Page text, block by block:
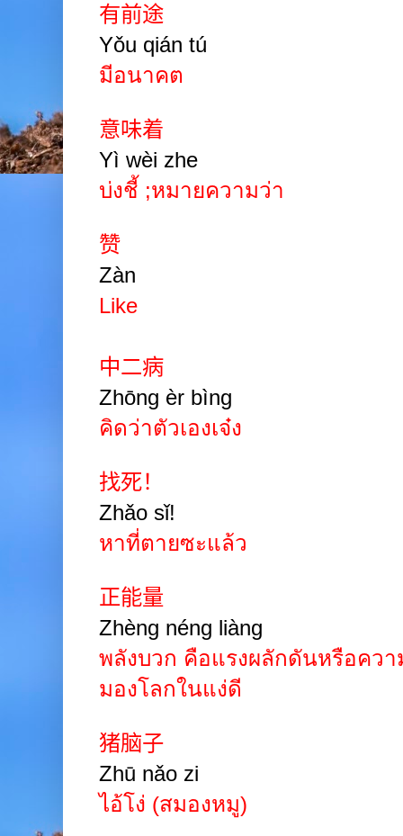
有前途
Yǒu qián tú
มีอนาคต
意味着
Yì wèi zhe
บ่งชี้ ;หมายความว่า
赞
Zàn
Like
中二病
Zhōng èr bìng
คิดว่าตัวเองเจ๋ง
找死！
Zhǎo sǐ!
หาที่ตายซะแล้ว
正能量
Zhèng néng liàng
พลังบวก คือแรงผลักดันหรือคว
มองโลกในแง่ดี
猪脑子
Zhū nǎo zi
ไอ้โง่ (สมองหมู)